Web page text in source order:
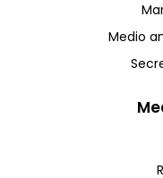
Medio